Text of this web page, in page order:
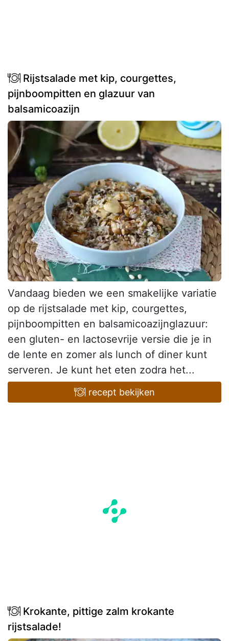
Rijstsalade met kip, courgettes,
pijnboompitten en glazuur van
balsamicoazijn
Vandaag bieden we een smakelijke variatie
op de rijstsalade met kip, courgettes,
pijnboompitten en balsamicoazijnglazuur:
een gluten- en lactosevrije versie die je in
de lente en zomer als lunch of diner kunt
serveren. Je kunt het eten zodra het...
recept bekijken
Krokante, pittige zalm krokante
rijstsalade!